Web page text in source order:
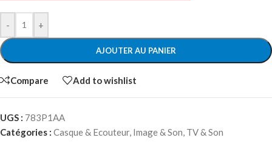
- +
AJOUTER AU PANIER
Compare Add to wishlist
UGS : 783P1AA
Catégories : Casque & Ecouteur, Image & Son, TV & Son